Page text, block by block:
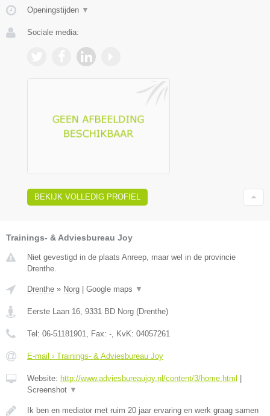
Openingstijden ▼
Sociale media:
BEKIJK VOLLEDIG PROFIEL
Trainings- & Adviesbureau Joy
Niet gevestigd in de plaats Anreep, maar wel in de provincie
Drenthe.
Drenthe » Norg Google maps ▼
Eerste Laan 16 9331 BD Norg (Drenthe)
Tel: 06-51181901 , Fax: - , KvK: 04057261
E-mail › Trainings- & Adviesbureau Joy
Website: http://www.adviesbureaujoy.nl/content/3/home.html
Screenshot ▼
Ik ben en mediator met ruim 20 jaar ervaring en werk graag samen